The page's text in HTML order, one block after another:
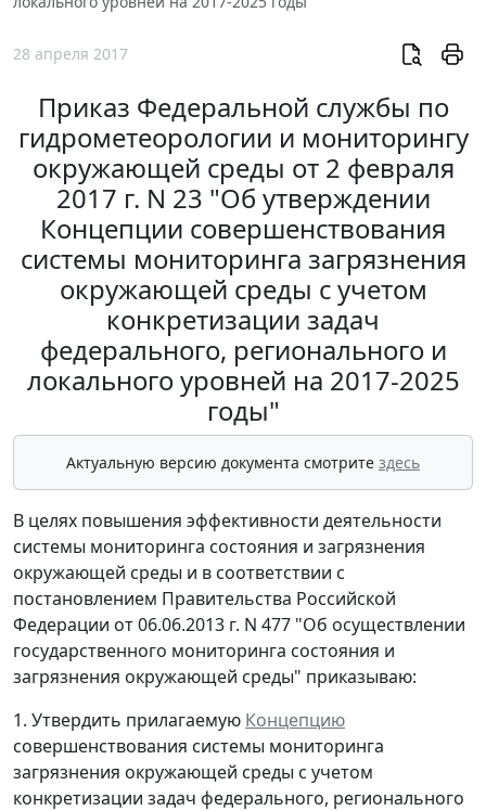
28 апреля 2017
Приказ Федеральной службы по
гидрометеорологии и мониторингу
окружающей среды от 2 февраля
2017 г. N 23 "Об утверждении
Концепции совершенствования
системы мониторинга загрязнения
окружающей среды с учетом
конкретизации задач
федерального, регионального и
локального уровней на 2017-2025
годы"
Актуальную версию документа смотрите здесь
В целях повышения эффективности деятельности
системы мониторинга состояния и загрязнения
окружающей среды и в соответствии с
постановлением Правительства Российской
Федерации от 06.06.2013 г. N 477 "Об осуществлении
государственного мониторинга состояния и
загрязнения окружающей среды" приказываю:
1. Утвердить прилагаемую Концепцию
совершенствования системы мониторинга
загрязнения окружающей среды с учетом
конкретизации задач федерального, регионального